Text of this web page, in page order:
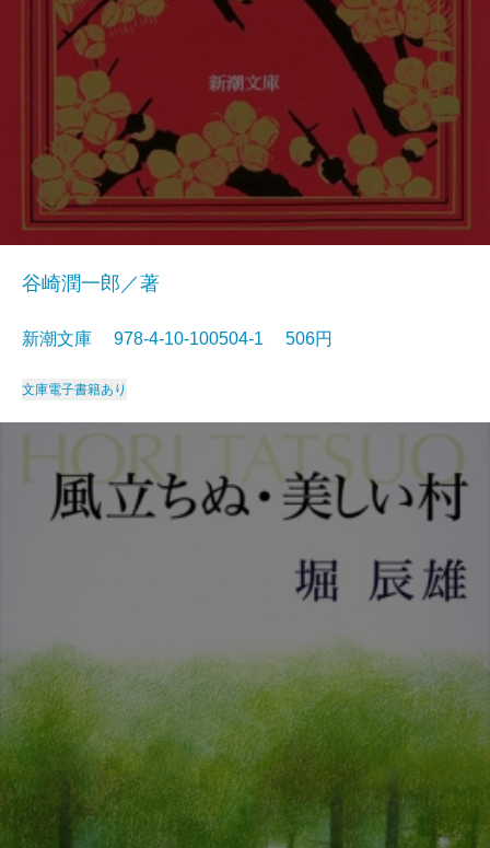
谷崎潤一郎／著
新潮文庫 978-4-10-100504-1 506円
文庫電子書籍あり